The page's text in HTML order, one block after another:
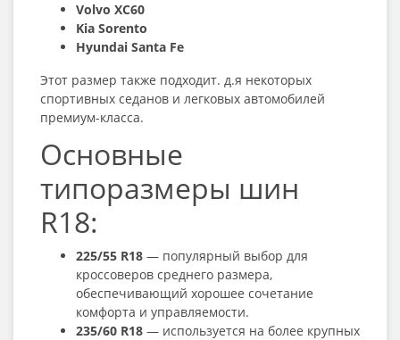
Volvo XC60
Kia Sorento
Hyundai Santa Fe
Этот размер также подходит. д.я некоторых
спортивных седанов и легковых автомобилей
премиум-класса.
Основные
типоразмеры шин
R18:
225/55 R18 — популярный выбор для
кроссоверов среднего размера,
обеспечивающий хорошее сочетание
комфорта и управляемости.
235/60 R18 — используется на более крупных